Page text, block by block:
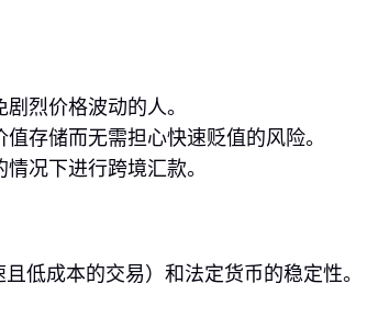
烈价格波动的人。
存储而无需担心快速贬值的风险。
况下进行跨境汇款。
低成本的交易）和法定货币的稳定性。